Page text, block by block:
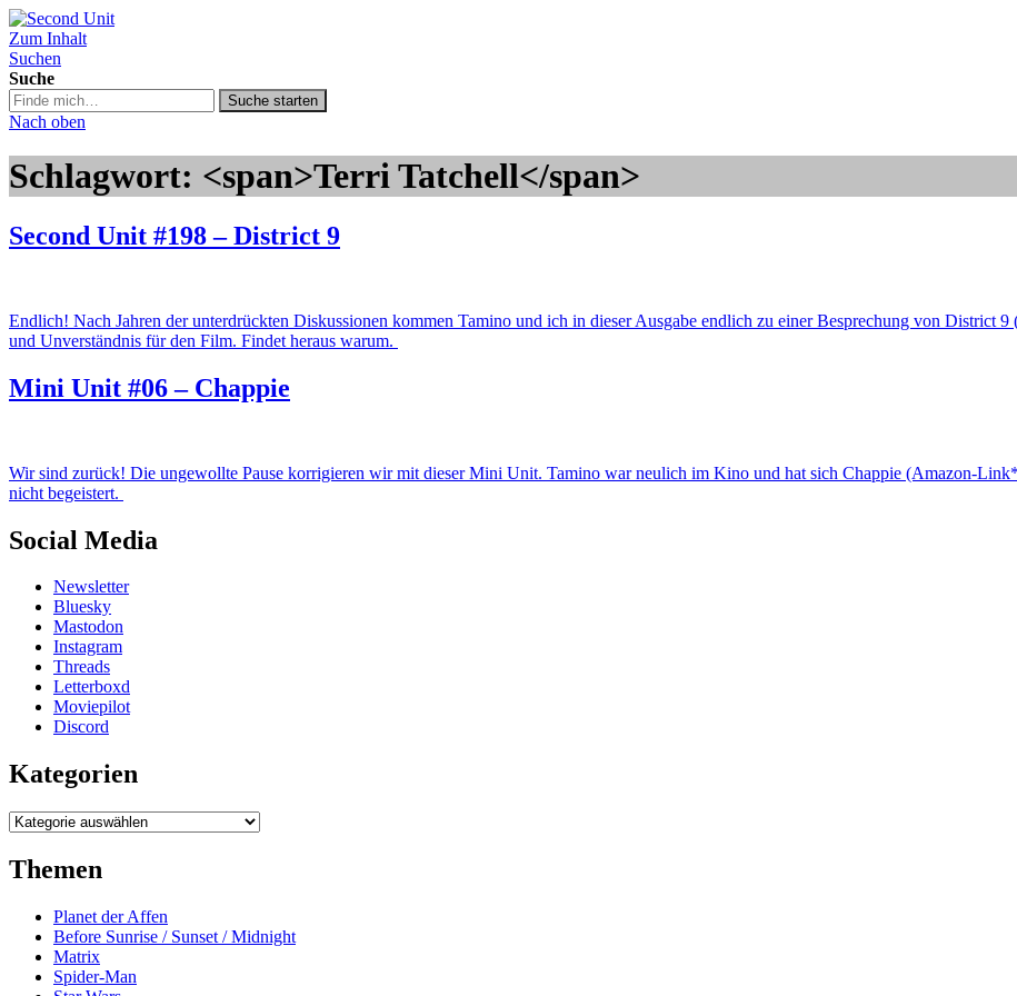
Second Unit
Zum Inhalt
Suchen
Suche
Suche
in
podcast.de/
Suche starten
Nach oben
Schlagwort: <span>Terri Tatchell</span>
Second Unit #198 – District 9
Endlich! Nach Jahren der unterdrückten Diskussionen kommen Tamino und ich in dieser Ausgabe endlich zu einer Besprechung von District
und Unverständnis für den Film. Findet heraus warum.
Mini Unit #06 – Chappie
Wir sind zurück! Die ungewollte Pause korrigieren wir mit dieser Mini Unit. Tamino war neulich im Kino und hat sich Chappie (Amazon-
nicht begeistert.
Social Media
Newsletter
Bluesky
Mastodon
Instagram
Threads
Letterboxd
Moviepilot
Discord
Kategorien
Kategorien
Themen
Planet der Affen
Before Sunrise / Sunset / Midnight
Matrix
Spider-Man